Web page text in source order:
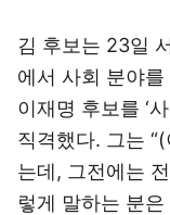
김 후보는 23일
에서 사회 분야
이재명 후보를 ‘
직격했다. 그는
는데, 그전에는
렇게 말하는 분